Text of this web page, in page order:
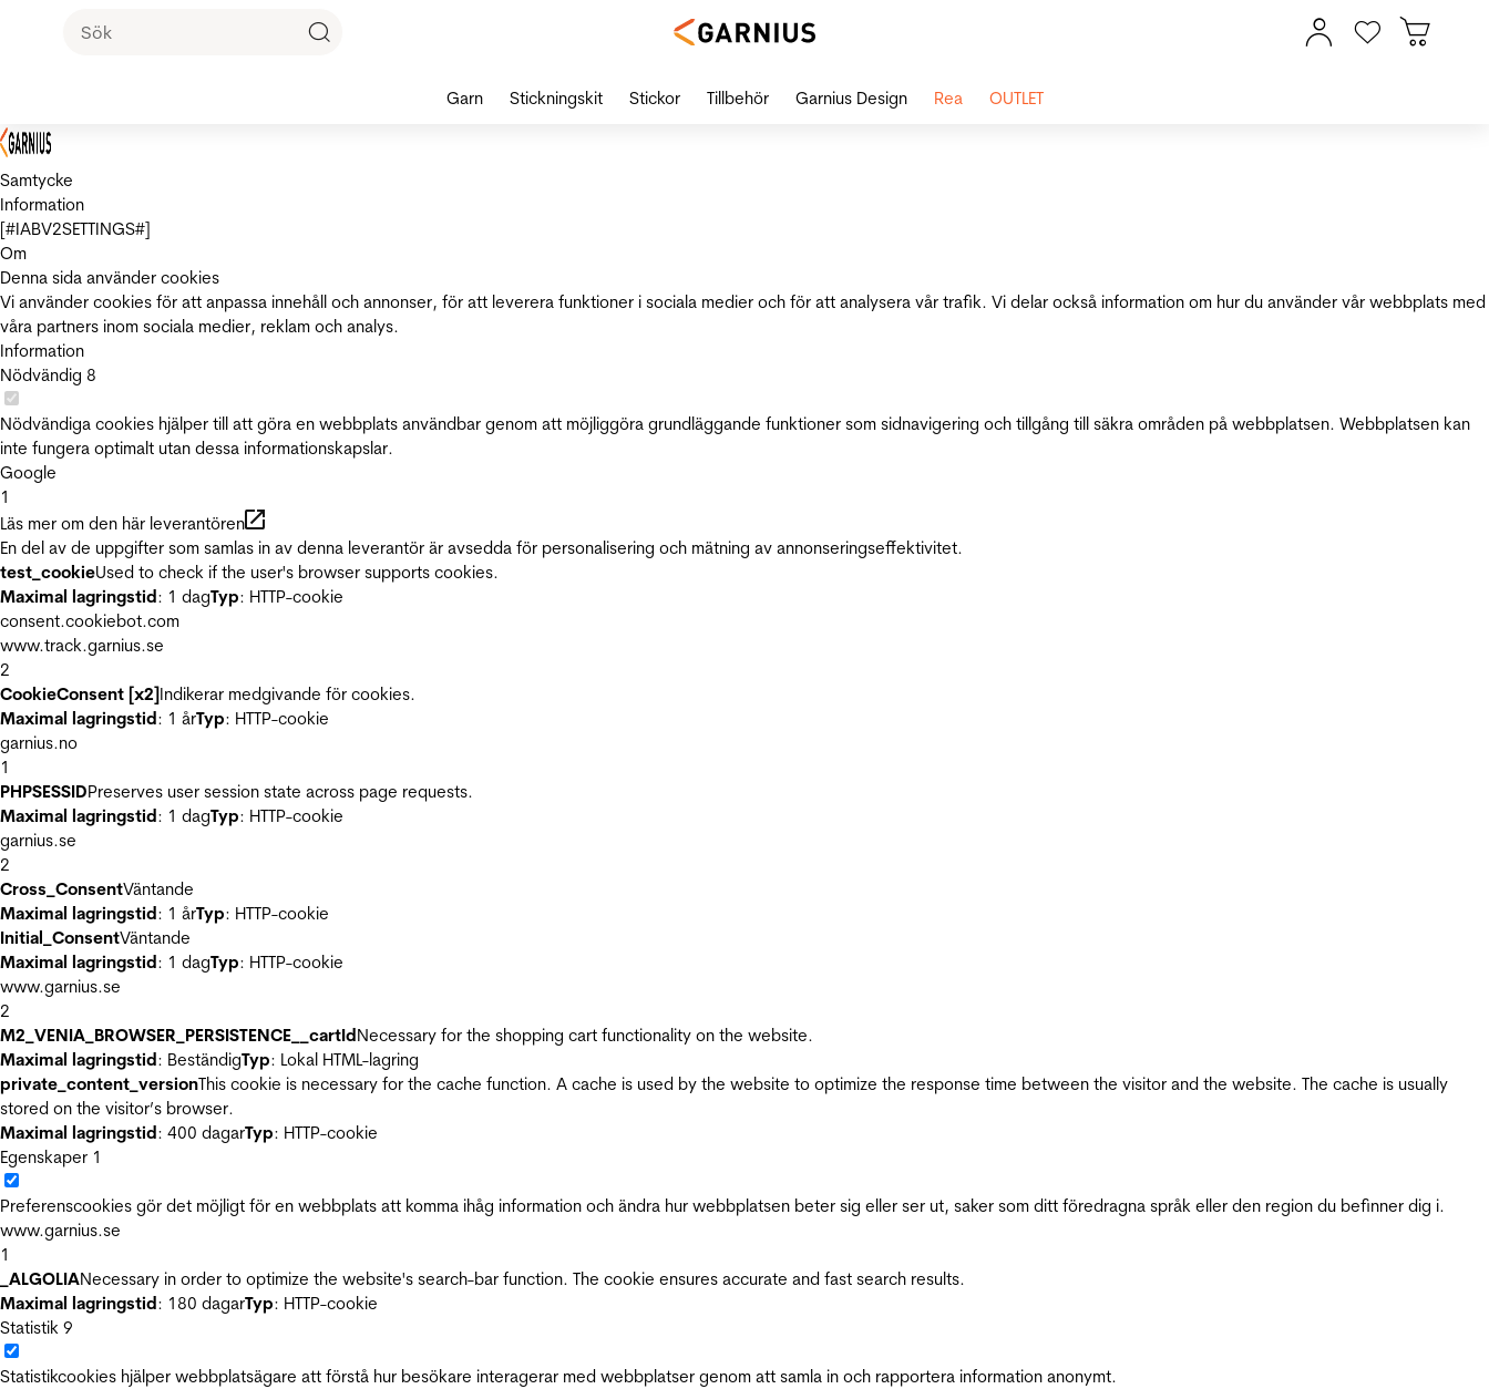
Samtycke
Information
[#IABV2SETTINGS#]
Om
Denna sida använder cookies
Vi använder cookies för att anpassa innehåll och annonser, för att leverera funktioner i sociala medier och för att analysera vår trafik. Vi delar också information om hur du använder vår webbplats med
våra partners inom sociala medier, reklam och analys.
Information
Nödvändig 8
Nödvändiga cookies hjälper till att göra en webbplats användbar genom att möjliggöra grundläggande funktioner som sidnavigering och tillgång till säkra områden på webbplatsen. Webbplatsen kan
inte fungera optimalt utan dessa informationskapslar.
Google
1
Läs mer om den här leverantören
En del av de uppgifter som samlas in av denna leverantör är avsedda för personalisering och mätning av annonseringseffektivitet.
test_cookieUsed to check if the user's browser supports cookies.
Maximal lagringstid: 1 dagTyp: HTTP-cookie
consent.cookiebot.com
www.track.garnius.se
2
CookieConsent [x2]Indikerar medgivande för cookies.
Maximal lagringstid: 1 årTyp: HTTP-cookie
garnius.no
1
PHPSESSIDPreserves user session state across page requests.
Maximal lagringstid: 1 dagTyp: HTTP-cookie
garnius.se
2
Cross_ConsentVäntande
Maximal lagringstid: 1 årTyp: HTTP-cookie
Initial_ConsentVäntande
Maximal lagringstid: 1 dagTyp: HTTP-cookie
www.garnius.se
2
M2_VENIA_BROWSER_PERSISTENCE__cartIdNecessary for the shopping cart functionality on the website.
Maximal lagringstid: BeständigTyp: Lokal HTML-lagring
private_content_versionThis cookie is necessary for the cache function. A cache is used by the website to optimize the response time between the visitor and the website. The cache is usually
stored on the visitor’s browser.
Maximal lagringstid: 400 dagarTyp: HTTP-cookie
Egenskaper 1
Preferenscookies gör det möjligt för en webbplats att komma ihåg information och ändra hur webbplatsen beter sig eller ser ut, saker som ditt föredragna språk eller den region du befinner dig i.
www.garnius.se
1
_ALGOLIANecessary in order to optimize the website's search-bar function. The cookie ensures accurate and fast search results.
Maximal lagringstid: 180 dagarTyp: HTTP-cookie
Statistik 9
Statistikcookies hjälper webbplatsägare att förstå hur besökare interagerar med webbplatser genom att samla in och rapportera information anonymt.
Garn Stickningskit Stickor Tillbehör Garnius Design Rea OUTLET